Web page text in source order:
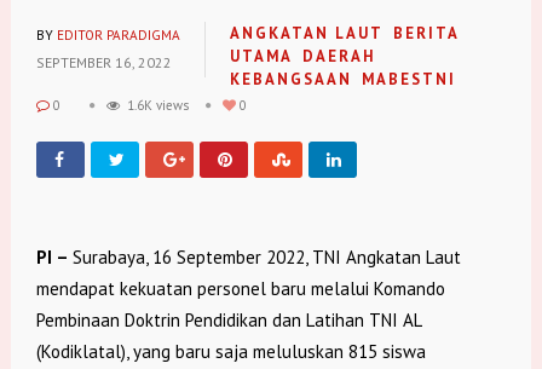
BY EDITOR PARADIGMA
SEPTEMBER 16, 2022
ANGKATAN LAUT
BERITA
UTAMA
DAERAH
KEBANGSAAN
MABESTNI
0 1.6K views 0
PI – Surabaya, 16 September 2022, TNI Angkatan Laut
mendapat kekuatan personel baru melalui Komando
Pembinaan Doktrin Pendidikan dan Latihan TNI AL
(Kodiklatal), yang baru saja meluluskan 815 siswa